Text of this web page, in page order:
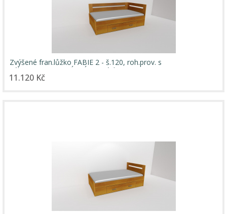
Zvýšené fran.lůžko FABIE 2 - š.120, roh.prov. s
1úl.prost,UNIVERZÁLNÍ L/P / úchyty JONY
11.120 Kč